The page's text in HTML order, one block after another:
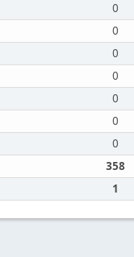
0
0
0
0
0
0
0
358
1